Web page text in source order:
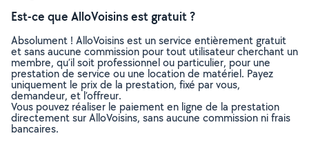
Est-ce que AlloVoisins est gratuit ?
Absolument ! AlloVoisins est un service entièrement gratuit
et sans aucune commission pour tout utilisateur cherchant un
membre, qu’il soit professionnel ou particulier, pour une
prestation de service ou une location de matériel. Payez
uniquement le prix de la prestation, fixé par vous,
demandeur, et l’offreur.
Vous pouvez réaliser le paiement en ligne de la prestation
directement sur AlloVoisins, sans aucune commission ni frais
bancaires.